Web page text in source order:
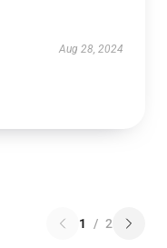
Aug 28, 2024
1 / 2